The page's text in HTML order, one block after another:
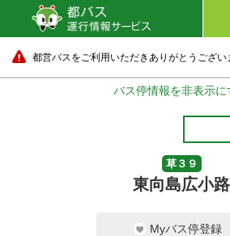
都営バスをご利用いただきありがとうござい
バス停情報を非表示に
草３９
東向島広小路
Myバス停登録